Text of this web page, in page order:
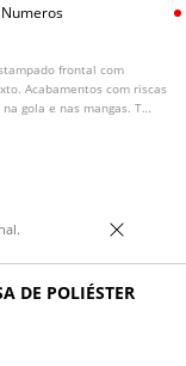
frontal com
Acabamentos com riscas
gola e nas mangas. T
DE POLIÉSTER